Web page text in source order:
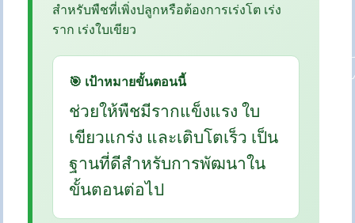
สำหรับพืชที่เพิ่งปลูกหรือต้องการเร่งโต เร่ง
ราก เร่งใบเขียว
🎯 เป้าหมายขั้นตอนนี้
ช่วยให้พืชมีรากแข็งแรง ใบ
เขียวแกร่ง และเติบโตเร็ว เป็น
ฐานที่ดีสำหรับการพัฒนาใน
ขั้นตอนต่อไป